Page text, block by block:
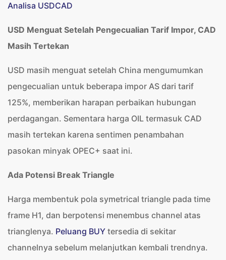
Analisa USDCAD
USD Menguat Setelah Pengecualian Tarif Impor, CAD
Masih Tertekan
USD masih menguat setelah China mengumumkan
pengecualian untuk beberapa impor AS dari tarif
125%, memberikan harapan perbaikan hubungan
perdagangan. Sementara harga OIL termasuk CAD
masih tertekan karena sentimen penambahan
pasokan minyak OPEC+ saat ini.
Ada Potensi Break Triangle
Harga membentuk pola symetrical triangle pada time
frame H1, dan berpotensi menembus channel atas
trianglenya. Peluang BUY tersedia di sekitar
channelnya sebelum melanjutkan kembali trendnya.